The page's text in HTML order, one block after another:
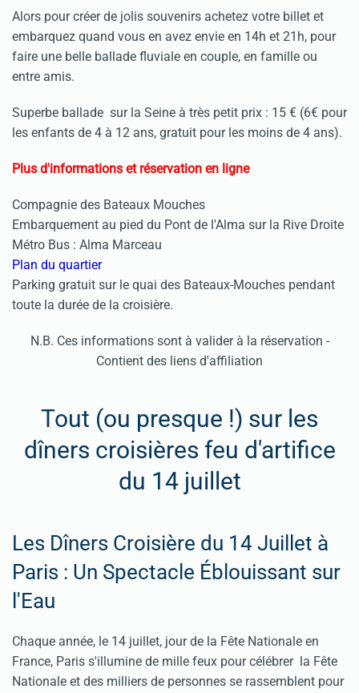
Alors pour créer de jolis souvenirs achetez votre billet et
embarquez quand vous en avez envie en 14h et 21h, pour
faire une belle ballade fluviale en couple, en famille ou
entre amis.
Superbe ballade sur la Seine à très petit prix : 15 € (6€ pour
les enfants de 4 à 12 ans, gratuit pour les moins de 4 ans).
Plus d'informations et réservation en ligne
Compagnie des Bateaux Mouches
Embarquement au pied du Pont de l'Alma sur la Rive Droite
Métro Bus : Alma Marceau
Plan du quartier
Parking gratuit sur le quai des Bateaux-Mouches pendant
toute la durée de la croisière.
N.B. Ces informations sont à valider à la réservation -
Contient des liens d'affiliation
Tout (ou presque !) sur les
dîners croisières feu d'artifice
du 14 juillet
Les Dîners Croisière du 14 Juillet à
Paris : Un Spectacle Éblouissant sur
l'Eau
Chaque année, le 14 juillet, jour de la Fête Nationale en
France, Paris s'illumine de mille feux pour célébrer la Fête
Nationale et des milliers de personnes se rassemblent pour